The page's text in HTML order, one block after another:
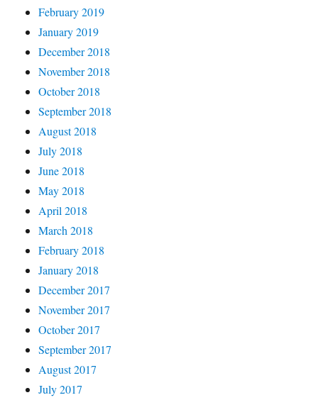
February 2019
January 2019
December 2018
November 2018
October 2018
September 2018
August 2018
July 2018
June 2018
May 2018
April 2018
March 2018
February 2018
January 2018
December 2017
November 2017
October 2017
September 2017
August 2017
July 2017